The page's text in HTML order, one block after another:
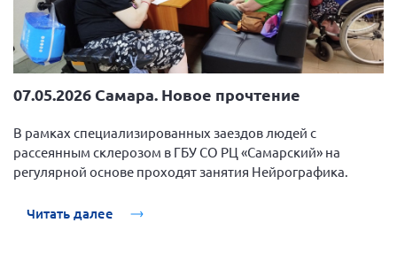
07.05.2026 Самара. Новое прочтение
В рамках специализированных заездов людей с
рассеянным склерозом в ГБУ СО РЦ «Самарский» на
регулярной основе проходят занятия Нейрографика.
Читать далее